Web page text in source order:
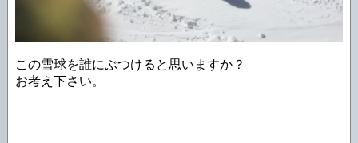
この雪球を誰にぶつけると思いますか？
お考え下さい。